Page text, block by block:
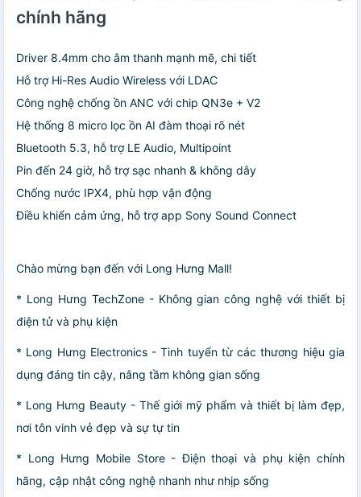
chính hãng
Driver 8.4mm cho âm thanh mạnh mẽ, chi tiết
Hỗ trợ Hi-Res Audio Wireless với LDAC
Công nghệ chống ồn ANC với chip QN3e + V2
Hệ thống 8 micro lọc ồn AI đàm thoại rõ nét
Bluetooth 5.3, hỗ trợ LE Audio, Multipoint
Pin đến 24 giờ, hỗ trợ sạc nhanh & không dây
Chống nước IPX4, phù hợp vận động
Điều khiển cảm ứng, hỗ trợ app Sony Sound Connect
Chào mừng bạn đến với Long Hưng Mall!
* Long Hưng TechZone - Không gian công nghệ với thiết bị
điện tử và phụ kiện
* Long Hưng Electronics - Tinh tuyển từ các thương hiệu gia
dụng đáng tin cậy, nâng tầm không gian sống
* Long Hưng Beauty - Thế giới mỹ phẩm và thiết bị làm đẹp,
nơi tôn vinh vẻ đẹp và sự tự tin
* Long Hưng Mobile Store - Điện thoại và phụ kiện chính
hãng, cập nhật công nghệ nhanh như nhịp sống